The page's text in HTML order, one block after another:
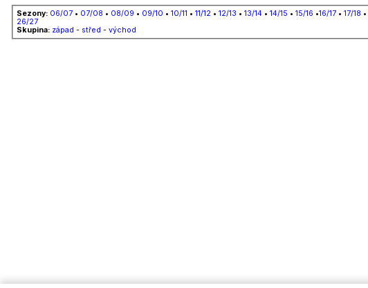
Sezony: 06/07 • 07/08 • 08/09 • 09/10 • 10/11 • 11/12 • 12/13 • 13/14 • 14/15 • 15/16 •16/17 • 17/18 •
26/27
Skupina: západ - střed - východ